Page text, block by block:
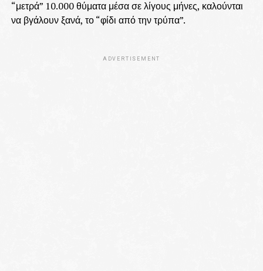
“μετρά” 10.000 θύματα μέσα σε λίγους μήνες, καλούνται
να βγάλουν ξανά, το “φίδι από την τρύπα”.
ADVERTISEMENT